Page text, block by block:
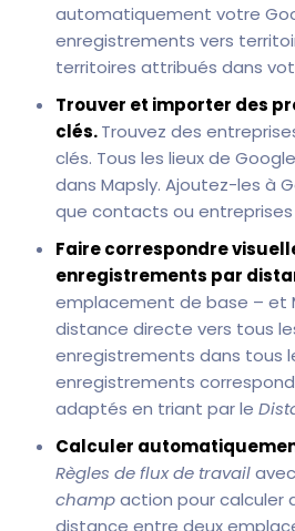
automatiquement votre
enregistrements vers
territoires attribués dans
Trouver et importer des
clés.Trouvez des
clés. Tous les lieux de
dans Mapsly. Ajoutez-les à
que contacts ou entreprises
Faire correspondre
enregistrements par
emplacement de base – et
distance directe vers tous
enregistrements dans tous
enregistrements
adaptés en triant par le
Calculer
Règles de flux de travail
champaction pour
distance entre deux